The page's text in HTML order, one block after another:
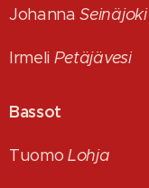
Johanna Seinäjoki
Irmeli Petäjävesi
Bassot
TuomoLohja